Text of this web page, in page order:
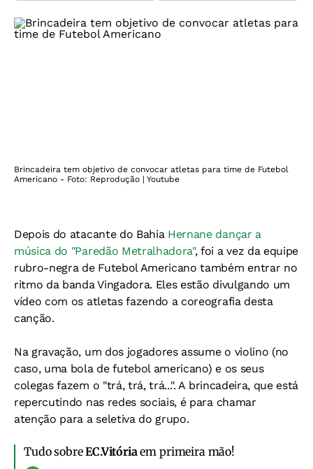
Brincadeira tem objetivo de convocar atletas para time de Futebol
Americano - Foto: Reprodução | Youtube
Depois do atacante do Bahia Hernane dançar a
música do "Paredão Metralhadora", foi a vez da equipe
rubro-negra de Futebol Americano também entrar no
ritmo da banda Vingadora. Eles estão divulgando um
vídeo com os atletas fazendo a coreografia desta
canção.
Na gravação, um dos jogadores assume o violino (no
caso, uma bola de futebol americano) e os seus
colegas fazem o "trá, trá, trá...". A brincadeira, que está
repercutindo nas redes sociais, é para chamar
atenção para a seletiva do grupo.
Tudo sobreEC.Vitóriaem primeira mão!